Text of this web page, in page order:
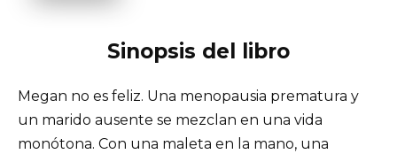
Sinopsis del libro
Megan no es feliz. Una menopausia prematura y
un marido ausente se mezclan en una vida
monótona. Con una maleta en la mano, una